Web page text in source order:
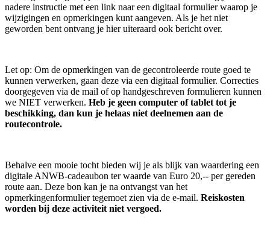
nadere instructie met een link naar een digitaal formulier waarop je
wijzigingen en opmerkingen kunt aangeven. Als je het niet
geworden bent ontvang je hier uiteraard ook bericht over.
Let op: Om de opmerkingen van de gecontroleerde route goed te
kunnen verwerken, gaan deze via een digitaal formulier. Correcties
doorgegeven via de mail of op handgeschreven formulieren kunnen
we NIET verwerken. Heb je geen computer of tablet tot je
beschikking, dan kun je helaas niet deelnemen aan de
routecontrole.
Behalve een mooie tocht bieden wij je als blijk van waardering een
digitale ANWB-cadeaubon ter waarde van Euro 20,-- per gereden
route aan. Deze bon kan je na ontvangst van het
opmerkingenformulier tegemoet zien via de e-mail. Reiskosten
worden bij deze activiteit niet vergoed.